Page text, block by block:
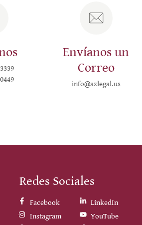
Envíanos un
Correo
info@azlegal.us
Redes Sociales
Facebook
Instagram
LinkedIn
YouTube